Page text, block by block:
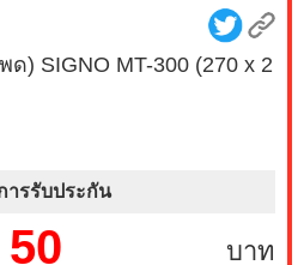
ด) SIGNO MT-300 (270 x 2
ารรับประกัน
บาท
50